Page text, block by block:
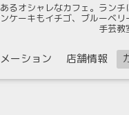
るオシャレなカフェ。ランチ
ケーキもイチゴ、ブルーベ
手芸教
ーション 店舗情報